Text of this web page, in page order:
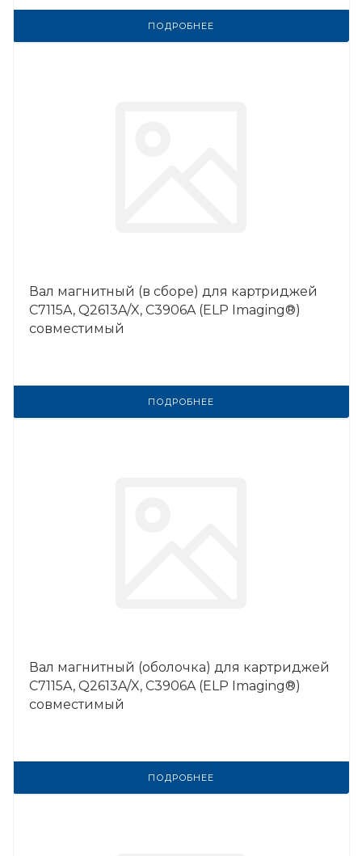
ПОДРОБНЕЕ
Вал магнитный (в сборе) для картриджей
C7115A, Q2613A/X, C3906A (ELP Imaging®)
совместимый
ПОДРОБНЕЕ
Вал магнитный (оболочка) для картриджей
C7115A, Q2613A/X, C3906A (ELP Imaging®)
совместимый
ПОДРОБНЕЕ